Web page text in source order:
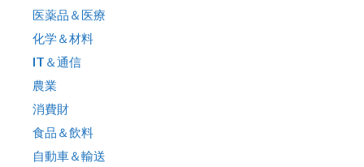
医薬品＆医療
化学＆材料
IT＆通信
農業
消費財
食品＆飲料
自動車＆輸送